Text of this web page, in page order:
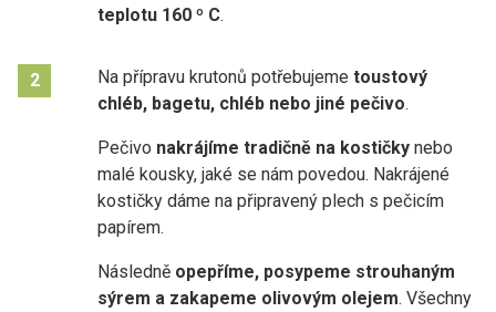
teplotu 160 º C.
2 Na přípravu krutonů potřebujeme toustový
chléb, bagetu, chléb nebo jiné pečivo.
Pečivo nakrájíme tradičně na kostičky nebo
malé kousky, jaké se nám povedou. Nakrájené
kostičky dáme na připravený plech s pečicím
papírem.
Následně opepříme, posypeme strouhaným
sýrem a zakapeme olivovým olejem. Všechny